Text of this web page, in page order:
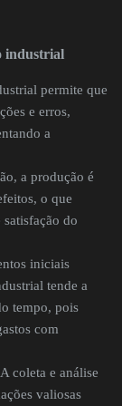
industrial
permite que
e erros,
a
a produção é
o que
do
iniciais
tende a
tempo, pois
com
A coleta e análise
valiosas